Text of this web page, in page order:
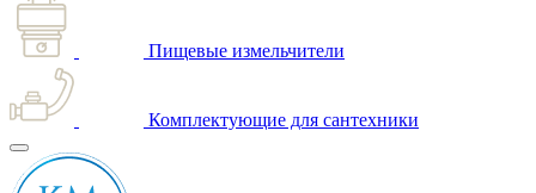
Пищевые измельчители
Комплектующие для сантехники